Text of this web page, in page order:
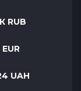
RUB
UAH